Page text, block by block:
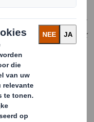
in de techniek. We
kinderen zich bij het
school ook
van werken in
jobs super
beroepen positief in